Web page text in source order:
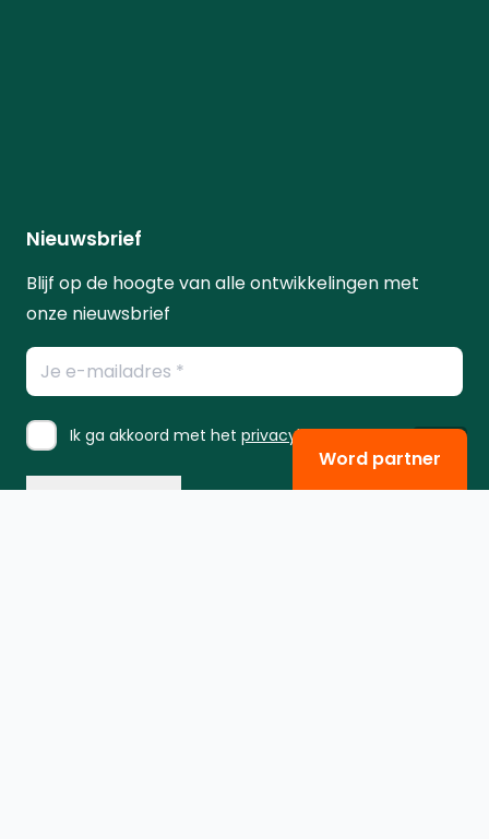
Nieuwsbrief
Blijf op de hoogte van alle ontwikkelingen met
onze nieuwsbrief
E-
mailadres
*
Instemming
Ik ga akkoord met het privacybeleid.
Word partner